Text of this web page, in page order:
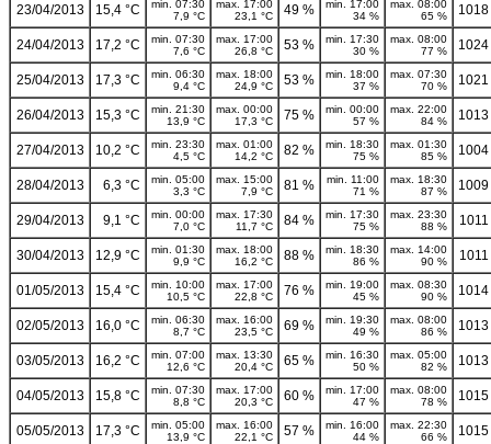
23/04/2013 15,4 °C
min. 07:30
7,9 °C
max. 17:00
23,1 °C
49 %
min. 17:00
34 %
max. 08:00
65 %
24/04/2013 17,2 °C
min. 07:30
7,6 °C
max. 17:00
26,8 °C
53 %
min. 17:30
30 %
max. 08:00
77 %
25/04/2013 17,3 °C
min. 06:30
9,4 °C
max. 18:00
24,9 °C
53 %
min. 18:00
37 %
max. 07:30
70 %
26/04/2013 15,3 °C
min. 21:30
13,9 °C
max. 00:00
17,3 °C
75 %
min. 00:00
57 %
max. 22:00
84 %
27/04/2013 10,2 °C
min. 23:30
4,5 °C
max. 01:00
14,2 °C
82 %
min. 18:30
75 %
max. 01:30
85 %
28/04/2013 6,3 °C
min. 05:00
3,3 °C
max. 15:00
7,9 °C
81 %
min. 11:00
71 %
max. 18:30
87 %
29/04/2013 9,1 °C
min. 00:00
7,0 °C
max. 17:30
11,7 °C
84 %
min. 17:30
75 %
max. 23:30
88 %
30/04/2013 12,9 °C
min. 01:30
9,9 °C
max. 18:00
16,2 °C
88 %
min. 18:30
86 %
max. 14:00
90 %
01/05/2013 15,4 °C
min. 10:00
10,5 °C
max. 17:00
22,8 °C
76 %
min. 19:00
45 %
max. 08:30
90 %
02/05/2013 16,0 °C
min. 06:30
8,7 °C
max. 16:00
23,5 °C
69 %
min. 19:30
49 %
max. 08:00
86 %
03/05/2013 16,2 °C
min. 07:00
12,6 °C
max. 13:30
20,4 °C
65 %
min. 16:30
50 %
max. 05:00
82 %
04/05/2013 15,8 °C
min. 07:30
8,8 °C
max. 17:00
20,3 °C
60 %
min. 17:00
47 %
max. 08:00
78 %
05/05/2013 17,3 °C
min. 05:00
13,9 °C
max. 16:00
22,1 °C
57 %
min. 16:00
44 %
max. 22:30
66 %